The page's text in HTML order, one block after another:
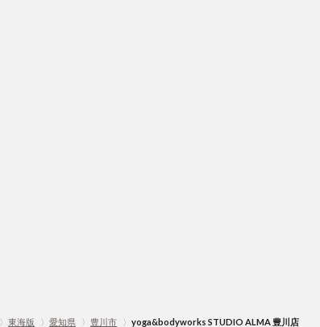
〉 東海版 〉 愛知県 〉 豊川市 〉 yoga&bodyworks STUDIO ALMA 豊川店